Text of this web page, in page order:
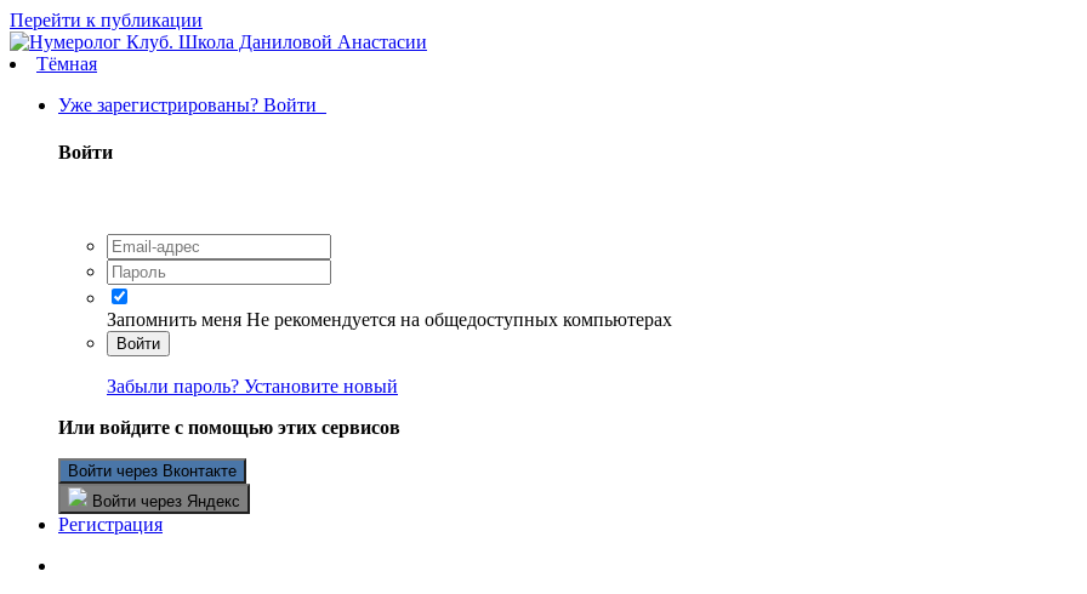
Перейти к публикации
Тёмная
Уже зарегистрированы? Войти
Войти
Запомнить меня Не рекомендуется на общедоступных компьютерах
Войти
Забыли пароль? Установите новый
Или войдите с помощью этих сервисов
Войти через Вконтакте
Войти через Яндекс
Регистрация